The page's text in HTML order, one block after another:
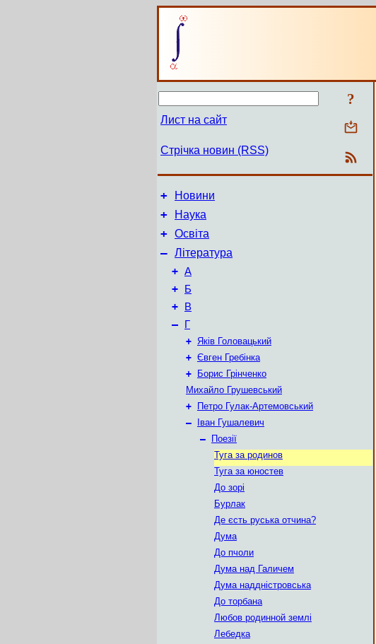
?
Лист на сайт
Стрічка новин (RSS)
+ Новини
+ Наука
+ Освіта
– Література
+ А
+ Б
+ В
– Г
+ Яків Головацький
+ Євген Гребінка
+
Борис Грінченко
Михайло Грушевський
+
Петро Гулак-Артемовський
–
Іван Гушалевич
–
Поезії
Туга за родинов
Туга за юностев
До зорі
Бурлак
Де єсть руська отчина?
Дума
До пчоли
Дума над Галичем
Дума наддністровська
До торбана
Любов родинной землі
Лебедка